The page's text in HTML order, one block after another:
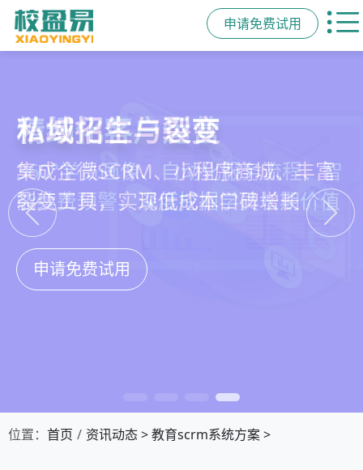
申请免费试用
教培行业CRM
以学员为中心，打通从引流、转化、
教学到复购转介绍的全生命周期增长
引擎
申请免费试用
智能销售漏斗
线索自动分配、标准化跟单、试听转
化分析，打造高绩效招生团队
申请免费试用
精细化客户运营
360°学员画像、自动化服务流程、智
能续费预警，深度挖掘学员长期价值
申请免费试用
私域招生与裂变
集成企微SCRM、小程序商城、丰富
裂变工具，实现低成本口碑增长
申请免费试用
位置： 首页 资讯动态>教育scrm系统方案>